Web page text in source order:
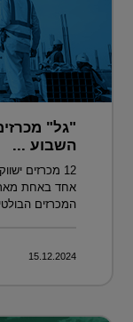
השבוע ...
12 מכרזים
אחד באחת
המכרזים הבולטים: 2,868
15.12.2024